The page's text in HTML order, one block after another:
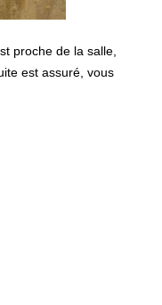
proche de la salle,
est assuré, vous